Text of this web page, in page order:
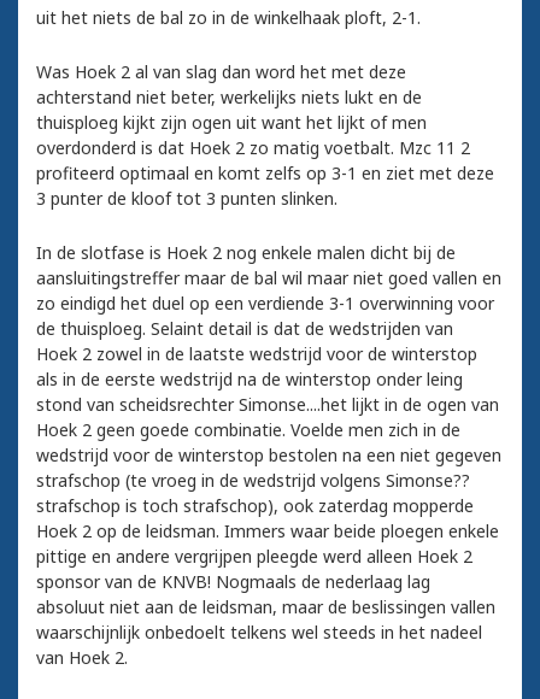
uit het niets de bal zo in de winkelhaak ploft, 2-1.
Was Hoek 2 al van slag dan word het met deze
achterstand niet beter, werkelijks niets lukt en de
thuisploeg kijkt zijn ogen uit want het lijkt of men
overdonderd is dat Hoek 2 zo matig voetbalt. Mzc 11 2
profiteerd optimaal en komt zelfs op 3-1 en ziet met deze
3 punter de kloof tot 3 punten slinken.
In de slotfase is Hoek 2 nog enkele malen dicht bij de
aansluitingstreffer maar de bal wil maar niet goed vallen en
zo eindigd het duel op een verdiende 3-1 overwinning voor
de thuisploeg. Selaint detail is dat de wedstrijden van
Hoek 2 zowel in de laatste wedstrijd voor de winterstop
als in de eerste wedstrijd na de winterstop onder leing
stond van scheidsrechter Simonse....het lijkt in de ogen van
Hoek 2 geen goede combinatie. Voelde men zich in de
wedstrijd voor de winterstop bestolen na een niet gegeven
strafschop (te vroeg in de wedstrijd volgens Simonse??
strafschop is toch strafschop), ook zaterdag mopperde
Hoek 2 op de leidsman. Immers waar beide ploegen enkele
pittige en andere vergrijpen pleegde werd alleen Hoek 2
sponsor van de KNVB! Nogmaals de nederlaag lag
absoluut niet aan de leidsman, maar de beslissingen vallen
waarschijnlijk onbedoelt telkens wel steeds in het nadeel
van Hoek 2.